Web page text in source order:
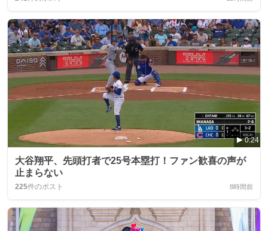
0:24
大谷翔平、先頭打者で25号本塁打！ファン歓喜の声が
止まらない
225件のポスト 8時間前